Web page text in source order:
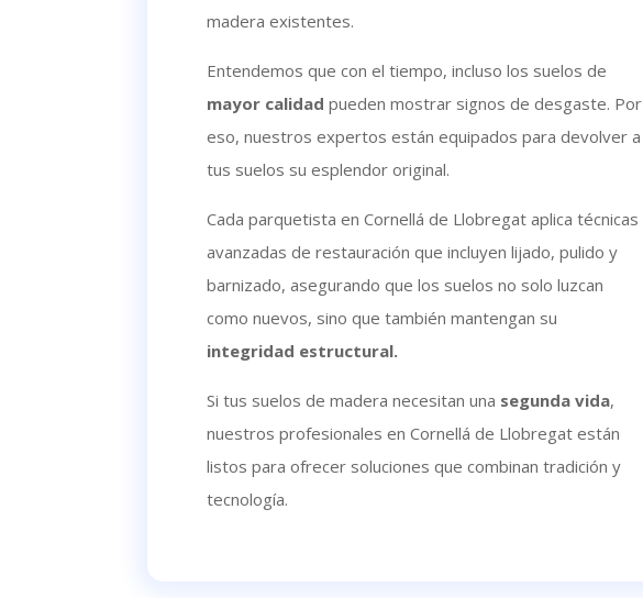
madera existentes.
Entendemos que con el tiempo, incluso los suelos de
mayor calidad pueden mostrar signos de desgaste. Por
eso, nuestros expertos están equipados para devolver a
tus suelos su esplendor original.
Cada parquetista en Cornellá de Llobregat aplica técnicas
avanzadas de restauración que incluyen lijado, pulido y
barnizado, asegurando que los suelos no solo luzcan
como nuevos, sino que también mantengan su
integridad estructural.
Si tus suelos de madera necesitan una segunda vida,
nuestros profesionales en Cornellá de Llobregat están
listos para ofrecer soluciones que combinan tradición y
tecnología.